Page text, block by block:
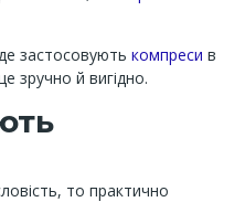
застосовують компреси в
зручно й вигідно.
то практично